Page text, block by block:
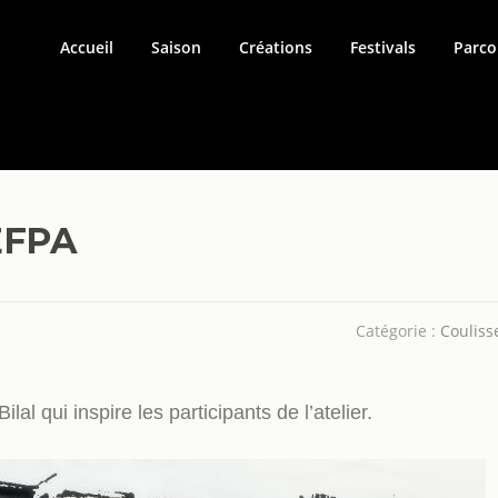
Accueil Saison Créations Festivals
Catégorie :
qui inspire les participants de l’atelier.